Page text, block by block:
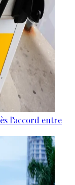
l’accord entre